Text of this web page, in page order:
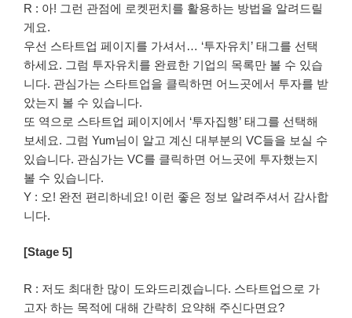
R : 아! 그런 관점에 로켓펀치를 활용하는 방법을 알려드릴
게요.
우선 스타트업 페이지를 가셔서… ‘투자유치’ 태그를 선택
하세요. 그럼 투자유치를 완료한 기업의 목록만 볼 수 있습
니다. 관심가는 스타트업을 클릭하면 어느곳에서 투자를 받
았는지 볼 수 있습니다.
또 역으로 스타트업 페이지에서 ‘투자집행’ 태그를 선택해
보세요. 그럼 Yum님이 알고 계신 대부분의 VC들을 보실 수
있습니다. 관심가는 VC를 클릭하면 어느곳에 투자했는지
볼 수 있습니다.
Y : 오! 완전 편리하네요! 이런 좋은 정보 알려주셔서 감사합
니다.
[Stage 5]
R : 저도 최대한 많이 도와드리겠습니다. 스타트업으로 가
고자 하는 목적에 대해 간략히 요약해 주신다면요?